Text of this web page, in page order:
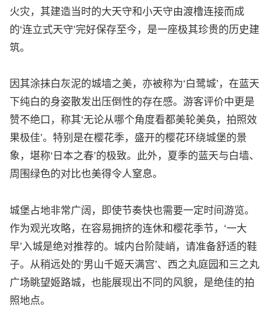
火灾，其建造当时的大天守和小天守由渡橹连接而成
的‘连立式天守’完好保存至今，是一座极其珍贵的历史建
筑。
因其涂抹白灰泥的城墙之美，亦被称为‘白鹭城’，在蓝天
下纯白的身姿散发出压倒性的存在感。游客评价中更是
赞不绝口，称其‘无论从哪个角度看都美轮美奂，拍照效
果极佳’。特别是在樱花季，盛开的樱花环绕城堡的景
象，堪称‘日本之春’的极致。此外，夏季的蓝天与白墙、
周围绿色的对比也美得令人窒息。
城堡占地非常广阔，即使节奏快也需要一定时间游览。
作为观光攻略，在容易拥挤的连休和樱花季节，‘一大
早’入城是绝对推荐的。城内台阶陡峭，请准备舒适的鞋
子。从稍远处的‘男山千姬天满宫’、西之丸庭园和三之丸
广场眺望姬路城，也能展现出不同的风貌，是绝佳的拍
照地点。